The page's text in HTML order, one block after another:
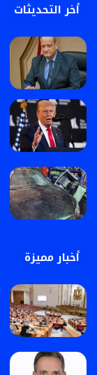
أخر التحديثات
أخبار مميزة